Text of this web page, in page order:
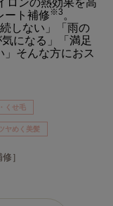
ロンの熱効果を高
ート補修※3 。
しない」「雨の
になる」「満足
そんな方におス
くせ毛
ヤめく美髪
］